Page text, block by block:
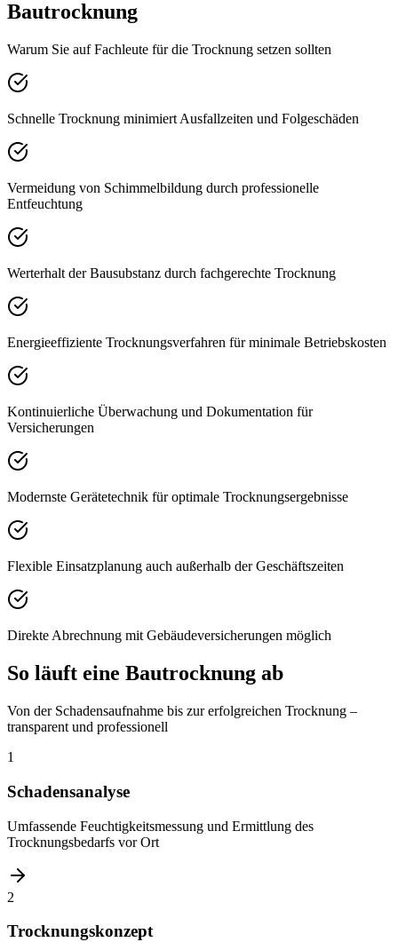
Bautrocknung
Warum Sie auf Fachleute für die Trocknung setzen sollten
Schnelle Trocknung minimiert Ausfallzeiten und Folgeschäden
Vermeidung von Schimmelbildung durch professionelle
Entfeuchtung
Werterhalt der Bausubstanz durch fachgerechte Trocknung
Energieeffiziente Trocknungsverfahren für minimale Betriebskosten
Kontinuierliche Überwachung und Dokumentation für
Versicherungen
Modernste Gerätetechnik für optimale Trocknungsergebnisse
Flexible Einsatzplanung auch außerhalb der Geschäftszeiten
Direkte Abrechnung mit Gebäudeversicherungen möglich
So läuft eine Bautrocknung ab
Von der Schadensaufnahme bis zur erfolgreichen Trocknung –
transparent und professionell
1
Schadensanalyse
Umfassende Feuchtigkeitsmessung und Ermittlung des
Trocknungsbedarfs vor Ort
2
Trocknungskonzept